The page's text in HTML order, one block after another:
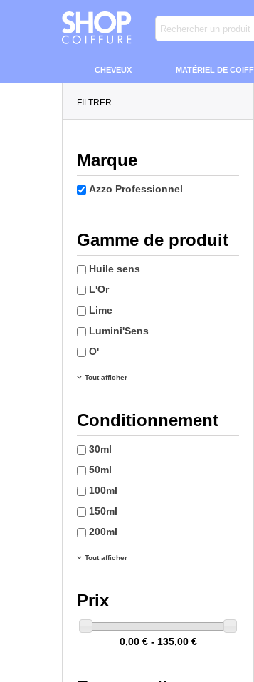
CHEVEUX MATÉRIEL DE
FILTRER
Marque
Azzo Professionnel
Gamme de produit
Huile sens
L'Or
Lime
Lumini'Sens
O'
Tout afficher
Conditionnement
30ml
50ml
100ml
150ml
200ml
Tout afficher
Prix
0,00 € - 135,00 €